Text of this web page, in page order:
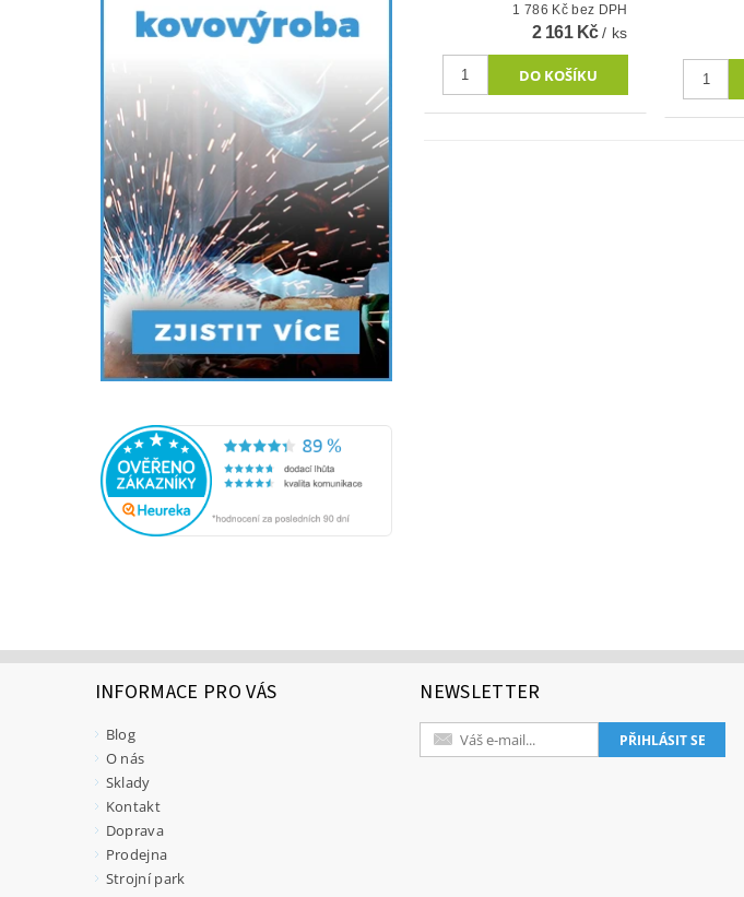
1 786 Kč bez DPH
2 161 Kč/ ks
INFORMACE PRO VÁS
Blog
O nás
Sklady
Kontakt
Doprava
Prodejna
Strojní park
NEWSLETTER